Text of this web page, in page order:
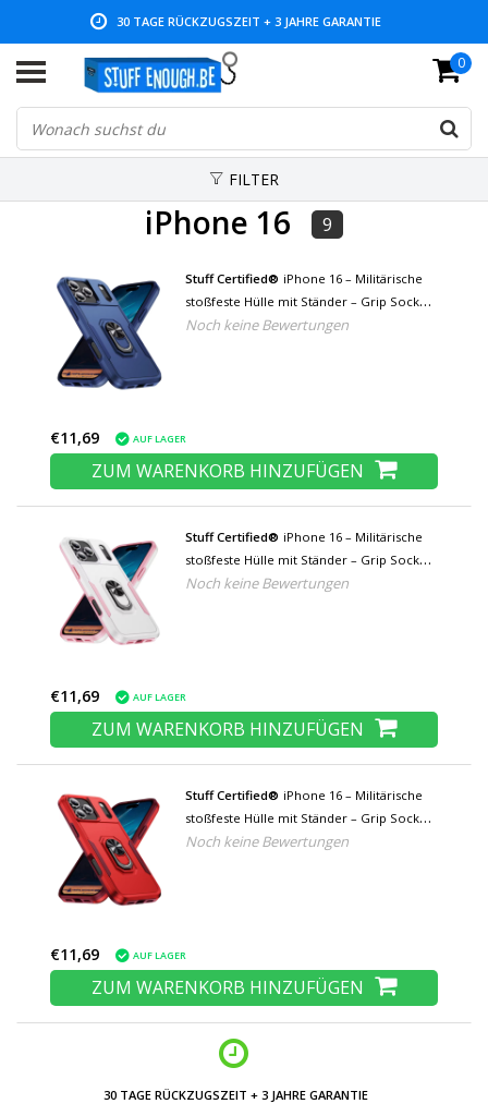
30 TAGE RÜCKZUGSZEIT + 3 JAHRE GARANTIE
NIEDRIGE PREISE UND GROSSE AUSWAHL 0
FILTER
iPhone 16 9
Stuff Certified® iPhone 16 – Militärische
stoßfeste Hülle mit Ständer – Grip Socket
Magnetische Schutzhülle – Blau
Noch keine Bewertungen
€11,69 AUF LAGER
ZUM WARENKORB HINZUFÜGEN
Stuff Certified® iPhone 16 – Militärische
stoßfeste Hülle mit Ständer – Grip Socket
Magnetische Schutzhülle – Weiß
Noch keine Bewertungen
€11,69 AUF LAGER
ZUM WARENKORB HINZUFÜGEN
Stuff Certified® iPhone 16 – Militärische
stoßfeste Hülle mit Ständer – Grip Socket
Magnetische Schutzhülle – Rot
Noch keine Bewertungen
€11,69 AUF LAGER
ZUM WARENKORB HINZUFÜGEN
30 TAGE RÜCKZUGSZEIT + 3 JAHRE GARANTIE